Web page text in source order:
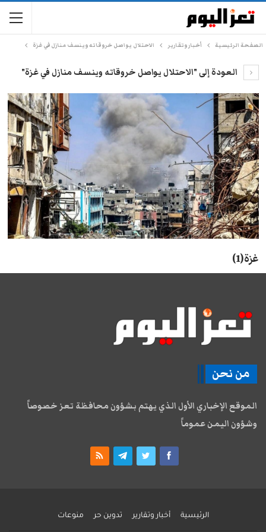
الصفحة الرئيسية أخبار وتقارير الاحتلال يواصل خروقاته وينسف منازل في غزة
العودة إلى "الاحتلال يواصل خروقاته وينسف منازل في غزة"
غزة(1)
من نحن
الموقع الإخباري الأول الذي يهتم بشؤون محافظة تعز خصوصاً
وشؤون اليمن عموماً
الرئيسية أخبار وتقارير تدوين حر منوعات